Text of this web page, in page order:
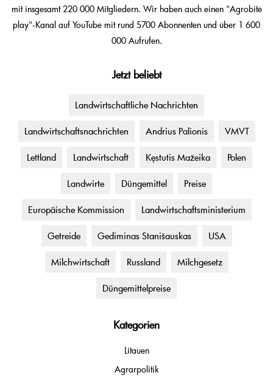
mit insgesamt 220 000 Mitgliedern. Wir haben auch einen "Agrobitė
play"-Kanal auf YouTube mit rund 5700 Abonnenten und über 1 600
000 Aufrufen.
Jetzt beliebt
Landwirtschaftliche Nachrichten
Landwirtschaftsnachrichten Andrius Palionis VMVT
Lettland Landwirtschaft Kęstutis Mažeika Polen
Landwirte Düngemittel Preise
Europäische Kommission Landwirtschaftsministerium
Getreide Gediminas Stanišauskas USA
Milchwirtschaft Russland Milchgesetz
Düngemittelpreise
Kategorien
Litauen
Agrarpolitik